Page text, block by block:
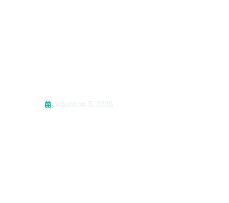
Ağustos 5, 2026